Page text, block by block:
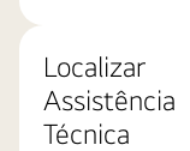
Localizar
Assistência
Técnica